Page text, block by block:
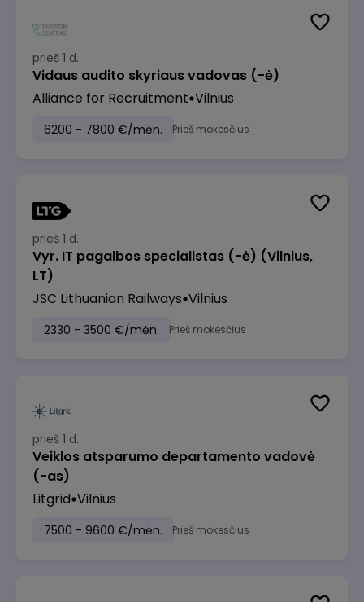
prieš 1 d.
Vidaus audito skyriaus vadovas (-ė)
Alliance for Recruitment Vilnius
6200 - 7800 €/mėn. Prieš mokesčius
prieš 1 d.
Vyr. IT pagalbos specialistas (-ė) (Vilnius,
LT)
JSC Lithuanian Railways Vilnius
2330 - 3500 €/mėn. Prieš mokesčius
prieš 1 d.
Veiklos atsparumo departamento vadovė
(-as)
Litgrid Vilnius
7500 - 9600 €/mėn. Prieš mokesčius